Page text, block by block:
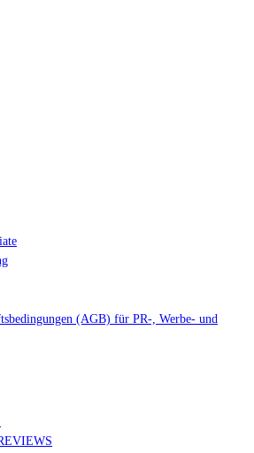
(AGB) für PR-, Werbe- und